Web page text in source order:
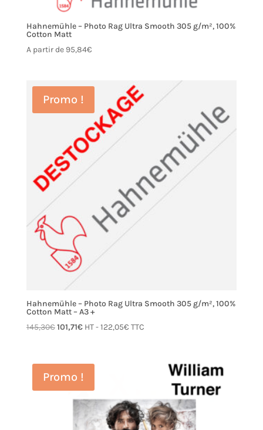
Hahnemühle – Photo Rag Ultra Smooth 305 g/m², 100%
Cotton Matt
A partir de 95,84€
Promo !
Hahnemühle – Photo Rag Ultra Smooth 305 g/m², 100%
Cotton Matt – A3 +
145,30€Le
était :
145,30€.
101,71€Le
est :
101,71€.
HT -122,05€ TTC
Promo !